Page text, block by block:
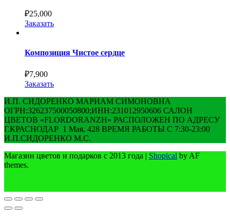
₽25,000
Заказать
Композиция Чистое сердце
₽7,900
Заказать
И.П. СИДОРЕНКО МАРИАМ СИМОНОВНА
ОГРН:326237500050800;ИНН:231012950606 САЛОН
ЦВЕТОВ «FLORDORANZH» РАСПОЛОЖЕН ПО АДРЕСУ
Г.КРАСНОДАР 1 Мая, 428 ВРЕМЯ РАБОТЫ С 7:30-23:00
И.П.СИДОРЕНКО М.С.
Магазин цветов и подарков с 2013 года | Shopical by AF
themes.